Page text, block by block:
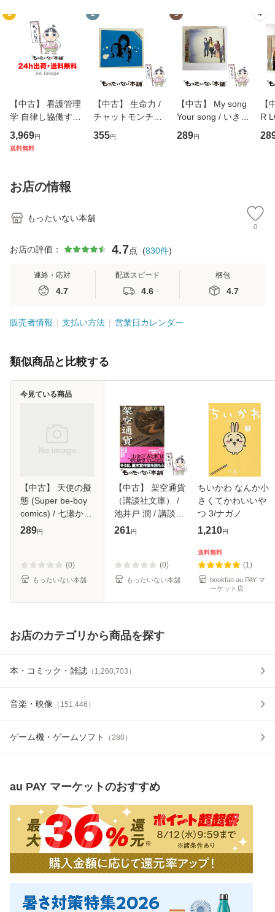
1
【中古】 看護管理
学 自律し協働する
専門職の看護マネ
ジメントスキル 改
恵 藤本幸三 / 南江
堂 [単行
3,969円
送料無料
2
【中古】 生命力 /
チャットモンチー /
キューンレコード
[CD]【メール便送
355円
3
【中古】 My song
Your song / いきも
のがかり / [CD]
【メール便送料無
289円
4
【
R
産
お店の情報
もったいない本舗
0
お店の評価： 4.7点 (830件)
連絡・応対
4.7
配送スピード
4.6
梱包
4.7
販売者情報 支払い方法 営業日カレンダー
類似商品と比較する
【中古】 天使の擬
態 (Super be-boy
comics) / 七瀬か
い、七瀬 カイ / ビ
料】
289円
(0)
もったいない本舗
今見ている商品
【中古】 架空通貨
（講談社文庫） /
池井戸 潤 / 講談社
[文庫]【メール便送
261円
(0)
もったいない本舗
ちいかわ なんか小
さくてかわいいや
つ 3/ナガノ
1,210円
送料無料
(1)
bookfan au PAY マ
ーケット店
お店のカテゴリから商品を探す
本・コミック・雑誌 （ 1,260,703 ）
音楽・映像 （ 151,446 ）
ゲーム機・ゲームソフト （280）
au PAY マーケットのおすすめ